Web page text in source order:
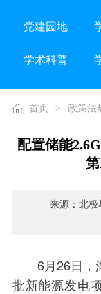
党建园地
学术科普
首页 > 政策法
配置储能
来源：北极
6月26日，
批新能源发电